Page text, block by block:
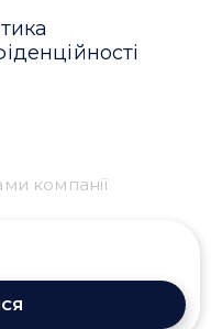
компанії